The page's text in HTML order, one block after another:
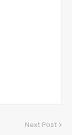
Next Post